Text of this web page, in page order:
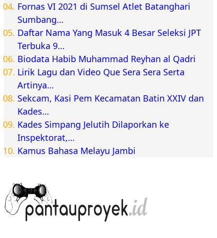
Fornas VI 2021 di Sumsel Atlet Batanghari
Sumbang…
Daftar Nama Yang Masuk 4 Besar Seleksi JPT
Terbuka 9…
Biodata Habib Muhammad Reyhan al Qadri
Lirik Lagu dan Video Que Sera Sera Serta
Artinya…
Sekcam, Kasi Pem Kecamatan Batin XXIV dan
Kades…
Kades Simpang Jelutih Dilaporkan ke
Inspektorat,…
Kamus Bahasa Melayu Jambi